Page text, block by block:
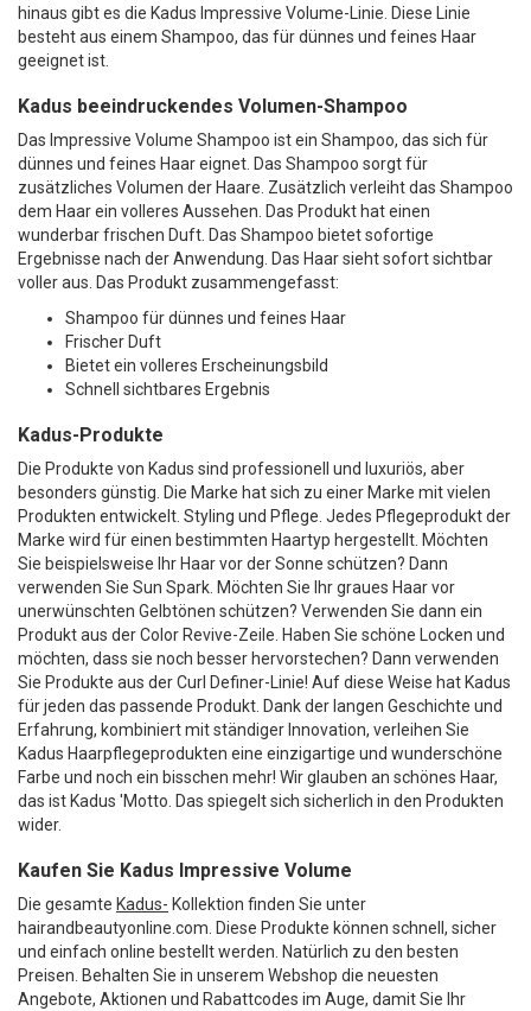
hinaus gibt es die Kadus Impressive Volume-Linie. Diese Linie
besteht aus einem Shampoo, das für dünnes und feines Haar
geeignet ist.
Kadus beeindruckendes Volumen-Shampoo
Das Impressive Volume Shampoo ist ein Shampoo, das sich für
dünnes und feines Haar eignet. Das Shampoo sorgt für
zusätzliches Volumen der Haare. Zusätzlich verleiht das Shampoo
dem Haar ein volleres Aussehen. Das Produkt hat einen
wunderbar frischen Duft. Das Shampoo bietet sofortige
Ergebnisse nach der Anwendung. Das Haar sieht sofort sichtbar
voller aus. Das Produkt zusammengefasst:
Shampoo für dünnes und feines Haar
Frischer Duft
Bietet ein volleres Erscheinungsbild
Schnell sichtbares Ergebnis
Kadus-Produkte
Die Produkte von Kadus sind professionell und luxuriös, aber
besonders günstig. Die Marke hat sich zu einer Marke mit vielen
Produkten entwickelt. Styling und Pflege. Jedes Pflegeprodukt der
Marke wird für einen bestimmten Haartyp hergestellt. Möchten
Sie beispielsweise Ihr Haar vor der Sonne schützen? Dann
verwenden Sie Sun Spark. Möchten Sie Ihr graues Haar vor
unerwünschten Gelbtönen schützen? Verwenden Sie dann ein
Produkt aus der Color Revive-Zeile. Haben Sie schöne Locken und
möchten, dass sie noch besser hervorstechen? Dann verwenden
Sie Produkte aus der Curl Definer-Linie! Auf diese Weise hat Kadus
für jeden das passende Produkt. Dank der langen Geschichte und
Erfahrung, kombiniert mit ständiger Innovation, verleihen Sie
Kadus Haarpflegeprodukten eine einzigartige und wunderschöne
Farbe und noch ein bisschen mehr! Wir glauben an schönes Haar,
das ist Kadus 'Motto. Das spiegelt sich sicherlich in den Produkten
wider.
Kaufen Sie Kadus Impressive Volume
Die gesamte Kadus- Kollektion finden Sie unter
hairandbeautyonline.com. Diese Produkte können schnell, sicher
und einfach online bestellt werden. Natürlich zu den besten
Preisen. Behalten Sie in unserem Webshop die neuesten
Angebote, Aktionen und Rabattcodes im Auge, damit Sie Ihr